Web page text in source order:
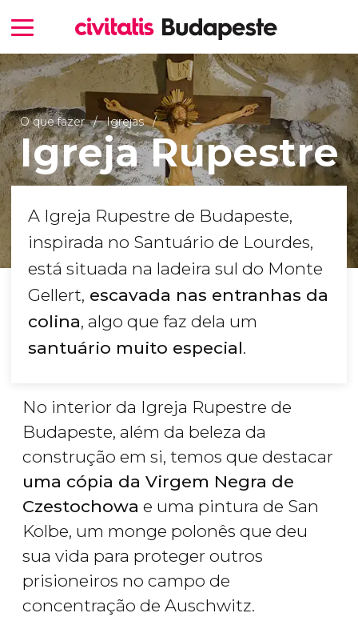
O que fazer Igrejas
Igreja Rupestre
A Igreja Rupestre de Budapeste,
inspirada no Santuário de Lourdes,
está situada na ladeira sul do Monte
Gellert, escavada nas entranhas da
colina, algo que faz dela um
santuário muito especial.
No interior da Igreja Rupestre de
Budapeste, além da beleza da
construção em si, temos que destacar
uma cópia da Virgem Negra de
Czestochowa e uma pintura de San
Kolbe, um monge polonês que deu
sua vida para proteger outros
prisioneiros no campo de
concentração de Auschwitz.